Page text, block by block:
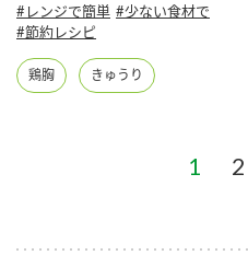
#レンジで簡単 #少ない食材で
#節約レシピ
鶏胸 きゅうり
1 2